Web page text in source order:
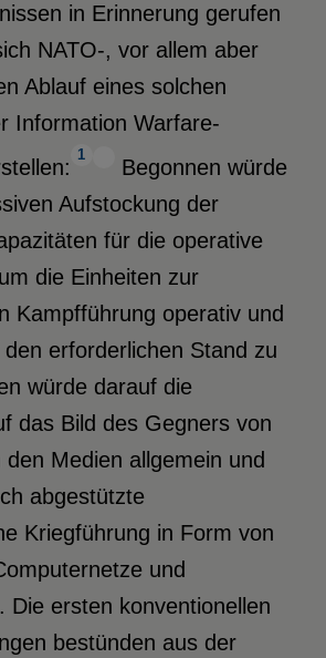
in Erinnerung gerufen
NATO-, vor allem aber
Ablauf eines solchen
Information Warfare-
1
Begonnen würde
Aufstockung der
für die operative
die Einheiten zur
Kampfführung operativ und
erforderlichen Stand zu
würde darauf die
das Bild des Gegners von
Medien allgemein und
abgestützte
Kriegführung in Form von
und
Die ersten konventionellen
bestünden aus der